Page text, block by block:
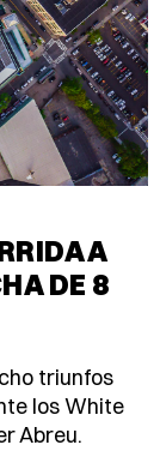
A
DE 8
triunfos
los White
Abreu.